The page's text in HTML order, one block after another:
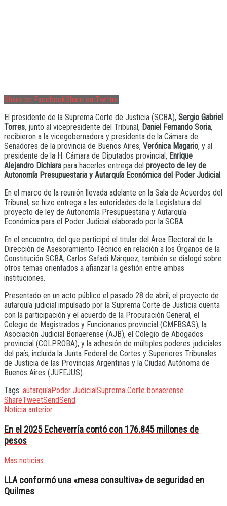
Share on FacebookShare on Twitter
El presidente de la Suprema Corte de Justicia (SCBA), Sergio Gabriel
Torres, junto al vicepresidente del Tribunal, Daniel Fernando Soria,
recibieron a la vicegobernadora y presidenta de la Cámara de
Senadores de la provincia de Buenos Aires, Verónica Magario, y al
presidente de la H. Cámara de Diputados provincial, Enrique
Alejandro Dichiara para hacerles entrega del proyecto de ley de
Autonomía Presupuestaria y Autarquía Económica del Poder Judicial.
En el marco de la reunión llevada adelante en la Sala de Acuerdos del
Tribunal, se hizo entrega a las autoridades de la Legislatura del
proyecto de ley de Autonomía Presupuestaria y Autarquía
Económica para el Poder Judicial elaborado por la SCBA.
En el encuentro, del que participó el titular del Área Electoral de la
Dirección de Asesoramiento Técnico en relación a los Órganos de la
Constitución SCBA, Carlos Safadi Márquez, también se dialogó sobre
otros temas orientados a afianzar la gestión entre ambas
instituciones.
Presentado en un acto público el pasado 28 de abril, el proyecto de
autarquía judicial impulsado por la Suprema Corte de Justicia cuenta
con la participación y el acuerdo de la Procuración General, el
Colegio de Magistrados y Funcionarios provincial (CMFBSAS), la
Asociación Judicial Bonaerense (AJB), el Colegio de Abogados
provincial (COLPROBA), y la adhesión de múltiples poderes judiciales
del país, incluida la Junta Federal de Cortes y Superiores Tribunales
de Justicia de las Provincias Argentinas y la Ciudad Autónoma de
Buenos Aires (JUFEJUS).
Tags: autarquíaPoder JudicialSuprema Corte bonaerense
ShareTweetSendSend
Noticia anterior
En el 2025 Echeverría contó con 176.845 millones de
pesos
Mas noticias
LLA conformó una «mesa consultiva» de seguridad en
Quilmes